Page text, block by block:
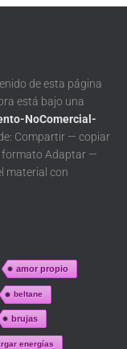
de esta página
está bajo una
NoComercial-
de: Compartir — copiar
formato Adaptar —
material con
amor propio
beltane
brujas
energías